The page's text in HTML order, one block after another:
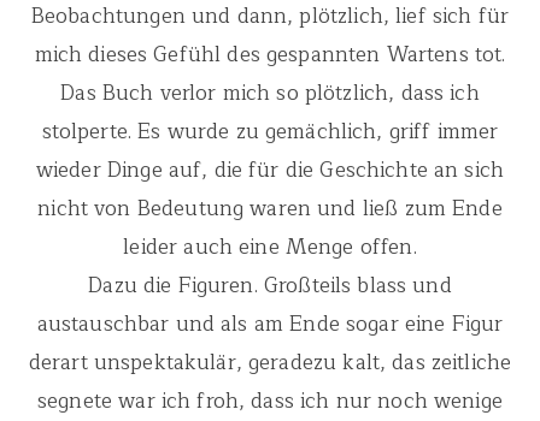
Beobachtungen und dann, plötzlich, lief sich für
mich dieses Gefühl des gespannten Wartens tot.
Das Buch verlor mich so plötzlich, dass ich
stolperte. Es wurde zu gemächlich, griff immer
wieder Dinge auf, die für die Geschichte an sich
nicht von Bedeutung waren und ließ zum Ende
leider auch eine Menge offen.
Dazu die Figuren. Großteils blass und
austauschbar und als am Ende sogar eine Figur
derart unspektakulär, geradezu kalt, das zeitliche
segnete war ich froh, dass ich nur noch wenige